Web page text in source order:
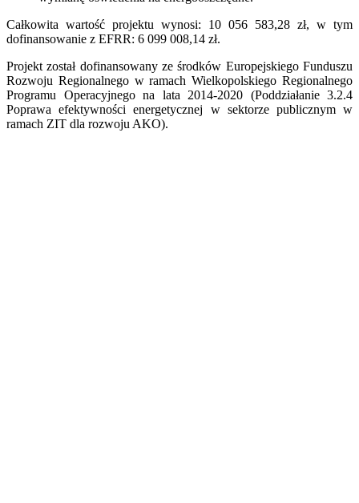
Całkowita wartość projektu wynosi: 10 056 583,28 zł, w tym
dofinansowanie z EFRR: 6 099 008,14 zł.
Projekt został dofinansowany ze środków Europejskiego Funduszu
Rozwoju Regionalnego w ramach Wielkopolskiego Regionalnego
Programu Operacyjnego na lata 2014-2020 (Poddziałanie 3.2.4
Poprawa efektywności energetycznej w sektorze publicznym w
ramach ZIT dla rozwoju AKO).